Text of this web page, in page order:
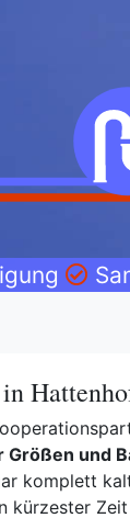
Größen und
komplett
kürzester